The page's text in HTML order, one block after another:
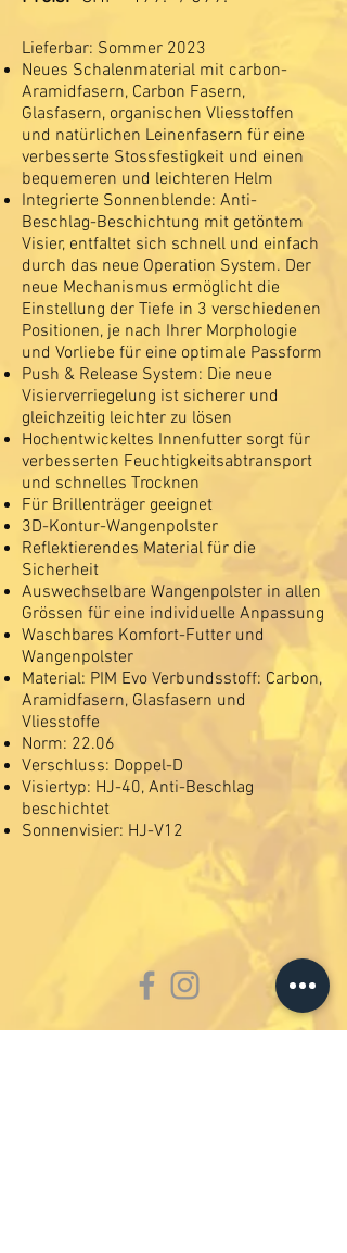
Lieferbar: Sommer 2023
Neues Schalenmaterial mit carbon-
Aramidfasern, Carbon Fasern,
Glasfasern, organischen Vliesstoffen
und natürlichen Leinenfasern für eine
verbesserte Stossfestigkeit und einen
bequemeren und leichteren Helm
Integrierte Sonnenblende: Anti-
Beschlag-Beschichtung mit getöntem
Visier, entfaltet sich schnell und einfach
durch das neue Operation System. Der
neue Mechanismus ermöglicht die
Einstellung der Tiefe in 3 verschiedenen
Positionen, je nach Ihrer Morphologie
und Vorliebe für eine optimale Passform
Push & Release System: Die neue
Visierverriegelung ist sicherer und
gleichzeitig leichter zu lösen
Hochentwickeltes Innenfutter sorgt für
verbesserten Feuchtigkeitsabtransport
und schnelles Trocknen
Für Brillenträger geeignet
3D-Kontur-Wangenpolster
Reflektierendes Material für die
Sicherheit
Auswechselbare Wangenpolster in allen
Grössen für eine individuelle Anpassung
Waschbares Komfort-Futter und
Wangenpolster
Material: PIM Evo Verbundsstoff: Carbon,
Aramidfasern, Glasfasern und
Vliesstoffe
Norm: 22.06
Verschluss: Doppel-D
Visiertyp: HJ-40, Anti-Beschlag
beschichtet
Sonnenvisier: HJ-V12